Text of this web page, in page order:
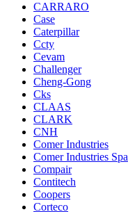
CARRARO
Case
Caterpillar
Ccty
Cevam
Challenger
Cheng-Gong
Cks
CLAAS
CLARK
CNH
Comer Industries
Comer Industries Spa
Compair
Contitech
Coopers
Corteco